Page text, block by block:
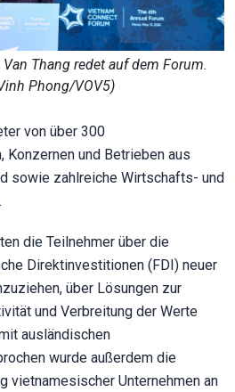
Thang redet auf dem Forum.
Phong/VOV5)
von über 300
Konzernen und Betrieben aus
sowie zahlreiche Wirtschafts- und
die Teilnehmer über die
Direktinvestitionen (FDI) neuer
über Lösungen zur
und Verbreitung der Werte
ausländischen
wurde außerdem die
vietnamesischer Unternehmen an